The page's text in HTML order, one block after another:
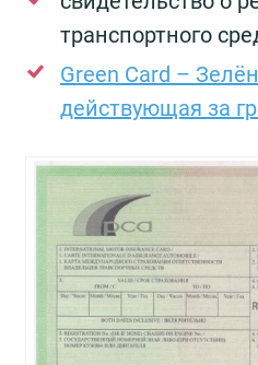
транспортного
Green Card –
действующая за